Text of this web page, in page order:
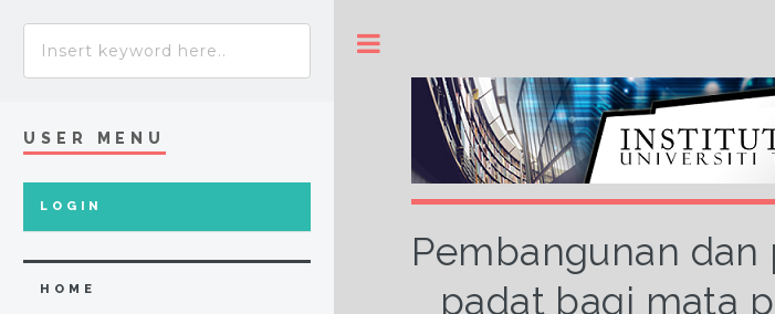
Pembangunan
padat bagi mata
USER MENU
LOGIN
HOME